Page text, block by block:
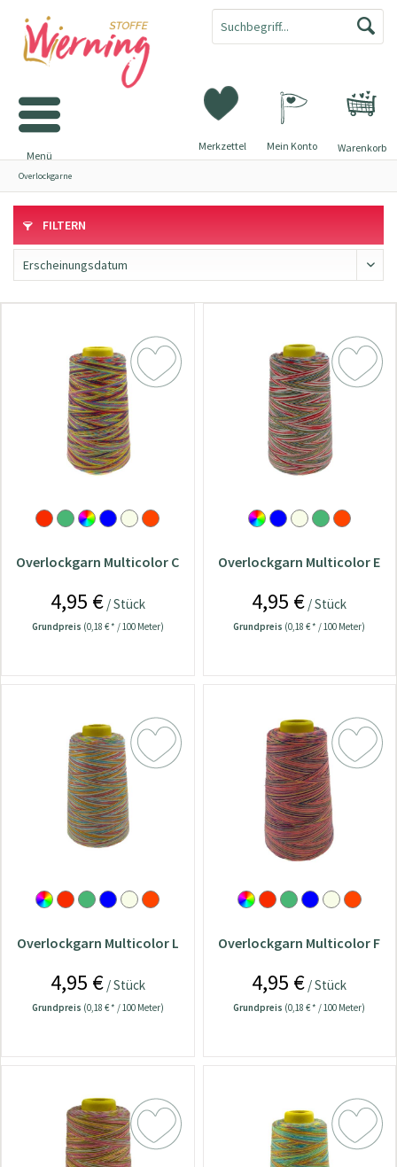
Warenkorb
Merkzettel Mein Konto
Menü
Overlockgarne
FILTERN
Overlockgarn Multicolor C
4,95 €/ Stück
Grundpreis (0,18 € * / 100 Meter)
Overlockgarn Multicolor E
4,95 € / Stück
Grundpreis (0,18 € * / 100 Meter)
Overlockgarn Multicolor L
4,95 €/ Stück
Grundpreis (0,18 € * / 100 Meter)
Overlockgarn Multicolor F
4,95 € / Stück
Grundpreis (0,18 € * / 100 Meter)